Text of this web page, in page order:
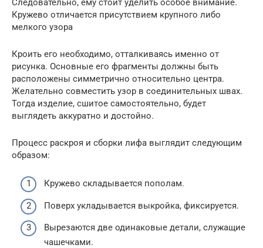
Кружево отличается присутствием крупного либо
мелкого узора
Кроить его необходимо, отталкиваясь именно от
рисунка. Основные его фрагменты должны быть
расположены симметрично относительно центра.
Желательно совместить узор в соединительных швах.
Тогда изделие, сшитое самостоятельно, будет
выглядеть аккуратно и достойно.
Процесс раскроя и сборки лифа выглядит следующим
образом:
Кружево складывается пополам.
Поверх укладывается выкройка, фиксируется.
Вырезаются две одинаковые детали, служащие
чашечками.